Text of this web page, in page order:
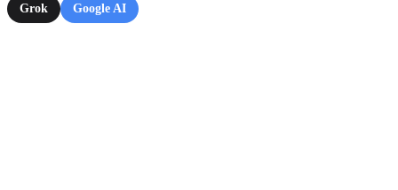
Grok Google AI